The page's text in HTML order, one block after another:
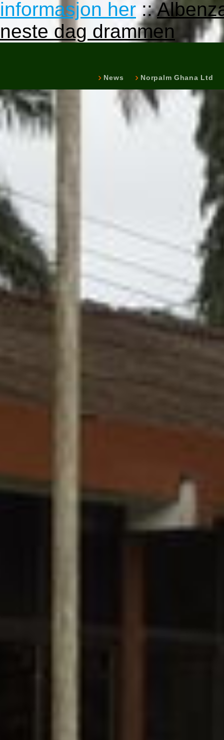
informasjon her ::
neste dag drammen
News Norpalm Ghana Ltd